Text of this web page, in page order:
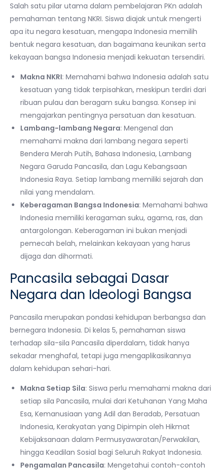
Salah satu pilar utama dalam pembelajaran PKn adalah
pemahaman tentang NKRI. Siswa diajak untuk mengerti
apa itu negara kesatuan, mengapa Indonesia memilih
bentuk negara kesatuan, dan bagaimana keunikan serta
kekayaan bangsa Indonesia menjadi kekuatan tersendiri.
Makna NKRI: Memahami bahwa Indonesia adalah satu
kesatuan yang tidak terpisahkan, meskipun terdiri dari
ribuan pulau dan beragam suku bangsa. Konsep ini
mengajarkan pentingnya persatuan dan kesatuan.
Lambang-lambang Negara: Mengenal dan
memahami makna dari lambang negara seperti
Bendera Merah Putih, Bahasa Indonesia, Lambang
Negara Garuda Pancasila, dan Lagu Kebangsaan
Indonesia Raya. Setiap lambang memiliki sejarah dan
nilai yang mendalam.
Keberagaman Bangsa Indonesia: Memahami bahwa
Indonesia memiliki keragaman suku, agama, ras, dan
antargolongan. Keberagaman ini bukan menjadi
pemecah belah, melainkan kekayaan yang harus
dijaga dan dihormati.
Pancasila sebagai Dasar
Negara dan Ideologi Bangsa
Pancasila merupakan pondasi kehidupan berbangsa dan
bernegara Indonesia. Di kelas 5, pemahaman siswa
terhadap sila-sila Pancasila diperdalam, tidak hanya
sekadar menghafal, tetapi juga mengaplikasikannya
dalam kehidupan sehari-hari.
Makna Setiap Sila: Siswa perlu memahami makna dari
setiap sila Pancasila, mulai dari Ketuhanan Yang Maha
Esa, Kemanusiaan yang Adil dan Beradab, Persatuan
Indonesia, Kerakyatan yang Dipimpin oleh Hikmat
Kebijaksanaan dalam Permusyawaratan/Perwakilan,
hingga Keadilan Sosial bagi Seluruh Rakyat Indonesia.
Pengamalan Pancasila: Mengetahui contoh-contoh